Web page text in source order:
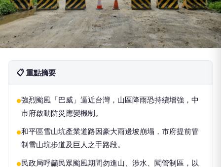
📋 重點摘要
●強烈颱風「巴威」逼近台灣，山區降雨恐持續增強，中
市府啟動防災應變機制。
●和平區雪山坑產業道路因豪大雨邊坡崩塌，市府提前管
制雪山坑步道及巨人之手路段。
●民政局呼籲民眾颱風期間勿進山、涉水、闖管制區，以